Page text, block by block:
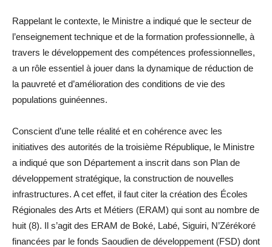
Rappelant le contexte, le Ministre a indiqué que le secteur de
l’enseignement technique et de la formation professionnelle, à
travers le développement des compétences professionnelles,
a un rôle essentiel à jouer dans la dynamique de réduction de
la pauvreté et d’amélioration des conditions de vie des
populations guinéennes.
Conscient d’une telle réalité et en cohérence avec les
initiatives des autorités de la troisième République, le Ministre
a indiqué que son Département a inscrit dans son Plan de
développement stratégique, la construction de nouvelles
infrastructures. A cet effet, il faut citer la création des Écoles
Régionales des Arts et Métiers (ERAM) qui sont au nombre de
huit (8). Il s’agit des ERAM de Boké, Labé, Siguiri, N’Zérékoré
financées par le fonds Saoudien de développement (FSD) dont